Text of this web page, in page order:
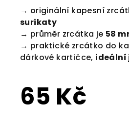
produktu
je
0,0
5
→ originální kapesní
surikaty
→ průměr zrcátka je 58
→ praktické zrcátko do
dárkové kartičce, ideální
65 Kč